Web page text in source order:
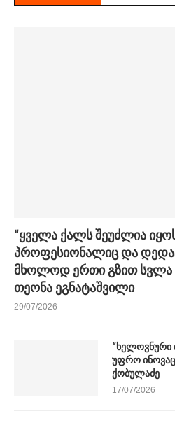
“ყველა ქალს შეუძლია
პროფესიონალიც და
მხოლოდ ერთი გზით სვლა
თეონა ეგნატაშვილი
29/07/2026
“ხელოვნური
უფრო
ქობულაძე
17/07/2026